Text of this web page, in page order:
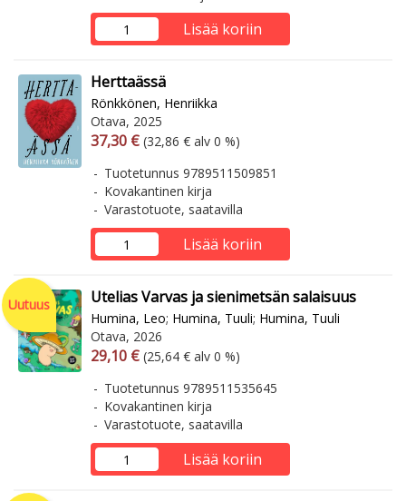
Lisää koriin
Herttaässä
Rönkkönen, Henriikka
Otava, 2025
Arvonlisäverollinen hinta
37,30 € Arvonlisäveroton hinta
(32,86 € alv 0 %)
Tuotetunnus 9789511509851
Kovakantinen kirja
Varastotuote, saatavilla
Lisää koriin
Uutuus Utelias Varvas ja sienimetsän salaisuus
Humina, Leo; Humina, Tuuli; Humina, Tuuli
Otava, 2026
Arvonlisäverollinen hinta
29,10 € Arvonlisäveroton hinta
(25,64 € alv 0 %)
Tuotetunnus 9789511535645
Kovakantinen kirja
Varastotuote, saatavilla
Lisää koriin